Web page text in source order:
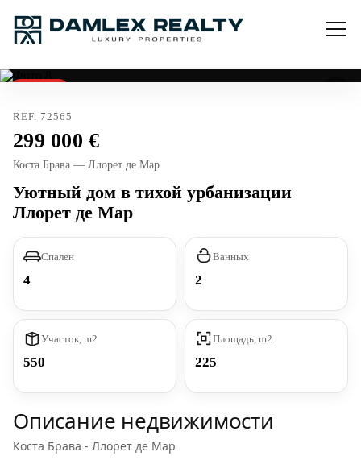
REF. 72565
299 000
Коста Брава — Ллорет де Мар
Уютный дом в тихой урбанизации
Ллорет де Мар
Спален
4
Ванных
2
Участок, m2
550
Площадь, m2
225
Тур лицензия
Описание недвижимости
Коста Брава - Ллорет де Мар